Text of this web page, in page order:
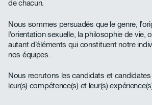
de chacun.
Nous sommes persuadés que le genre,
l’orientation sexuelle, la philosophie de vie,
autant d’éléments qui constituent notre
nos équipes.
Nous recrutons les candidats et
leur(s) compétence(s) et leur(s)